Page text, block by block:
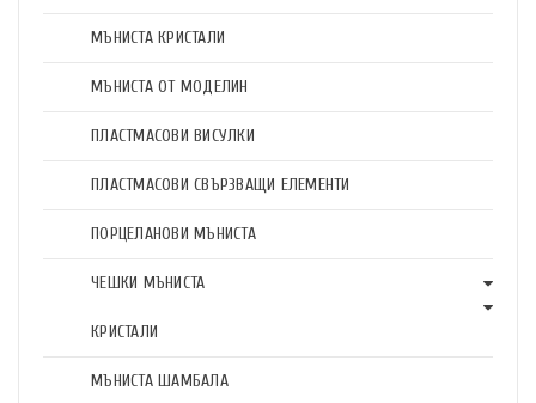
МЪНИСТА КРИСТАЛИ
МЪНИСТА ОТ МОДЕЛИН
ПЛАСТМАСОВИ ВИСУЛКИ
ПЛАСТМАСОВИ СВЪРЗВАЩИ ЕЛЕМЕНТИ
ПОРЦЕЛАНОВИ МЪНИСТА
ЧЕШКИ МЪНИСТА
КРИСТАЛИ
МЪНИСТА ШАМБАЛА